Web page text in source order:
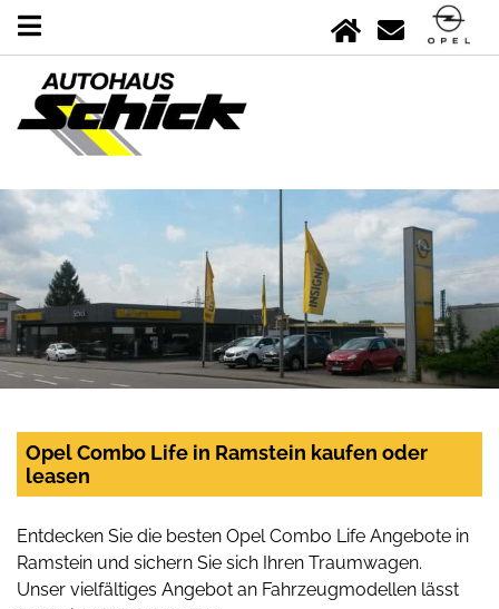
Opel Combo Life in Ramstein kaufen oder
leasen
Entdecken Sie die besten Opel Combo Life Angebote in
Ramstein und sichern Sie sich Ihren Traumwagen.
Unser vielfältiges Angebot an Fahrzeugmodellen lässt